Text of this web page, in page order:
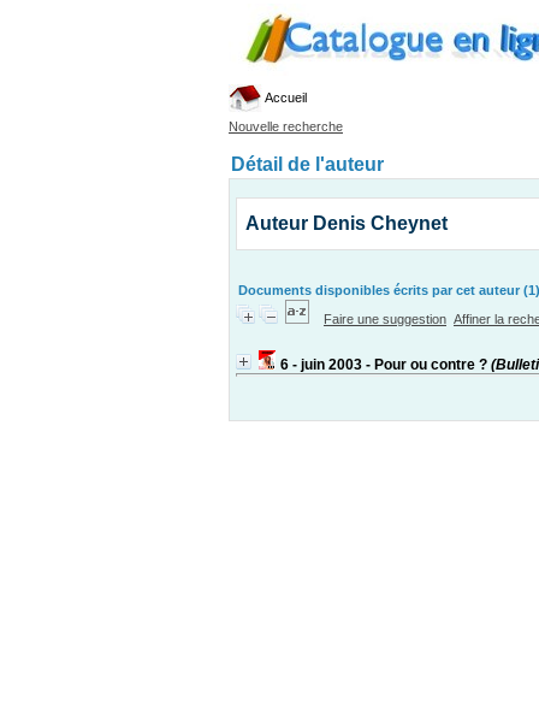
Accueil
Nouvelle recherche
Détail de l'auteur
Auteur Denis Cheynet
Documents disponibles écrits par cet auteur (1)
Faire une suggestion Affiner la
6 - juin 2003 - Pour ou contre ?